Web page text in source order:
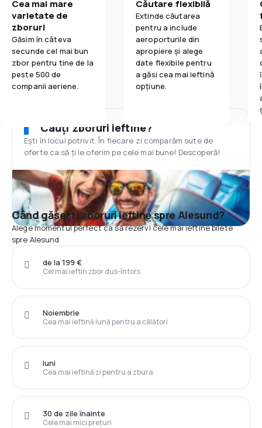
Cea mai mare
varietate de
zboruri
Găsim în câteva
secunde cel mai bun
zbor pentru tine de la
peste 500 de
companii aeriene.
Căutare flexibilă
Extinde căutarea
pentru a include
aeroporturile din
apropiere și alege
date flexibile pentru
a găsi cea mai ieftină
opțiune.
Cauți zboruri ieftine?
Ești în locul potrivit. În fiecare zi comparăm sute de
oferte ca să ți le oferim pe cele mai bune! Descoperă!
Când găsești zboruri ieftine spre Alesund?
Alege momentul perfect ca să rezervi cele mai ieftine bilete
spre Alesund
Cel mai ieftin zbor dus-întors
de la 199 €
Cea mai ieftină lună pentru a călători
Noiembrie
Cea mai ieftină zi pentru a zbura
luni
Cele mai mici prețuri
30 de zile înainte